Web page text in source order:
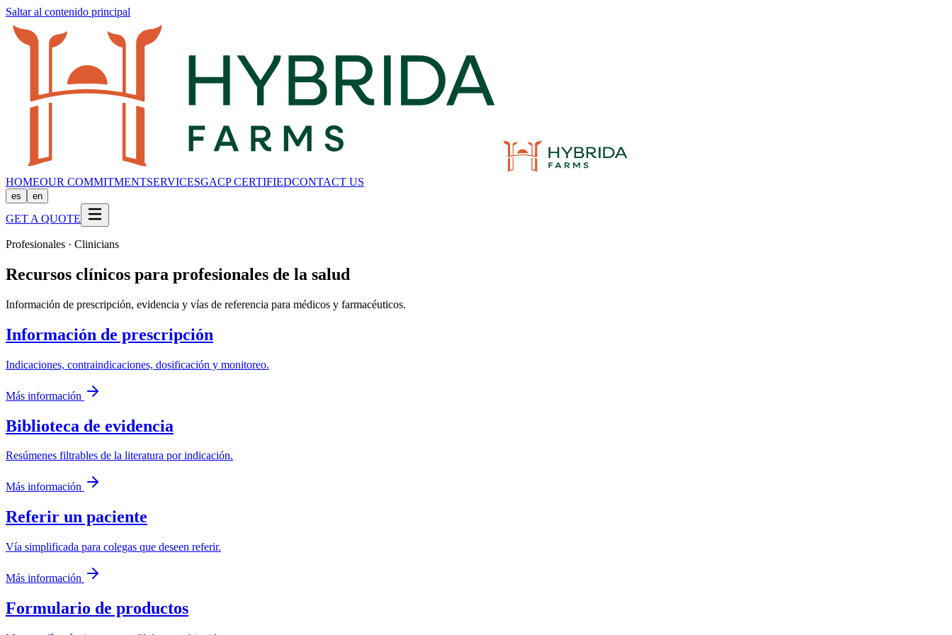
Saltar al contenido principal
HOMEOUR COMMITMENTSERVICESGACP CERTIFIEDCONTACT US
es en
GET A QUOTE
Profesionales · Clinicians
Recursos clínicos para profesionales de la salud
Información de prescripción, evidencia y vías de referencia para médicos y farmacéuticos.
Información de prescripción
Indicaciones, contraindicaciones, dosificación y monitoreo.
Más información
Biblioteca de evidencia
Resúmenes filtrables de la literatura por indicación.
Más información
Referir un paciente
Vía simplificada para colegas que deseen referir.
Más información
Formulario de productos